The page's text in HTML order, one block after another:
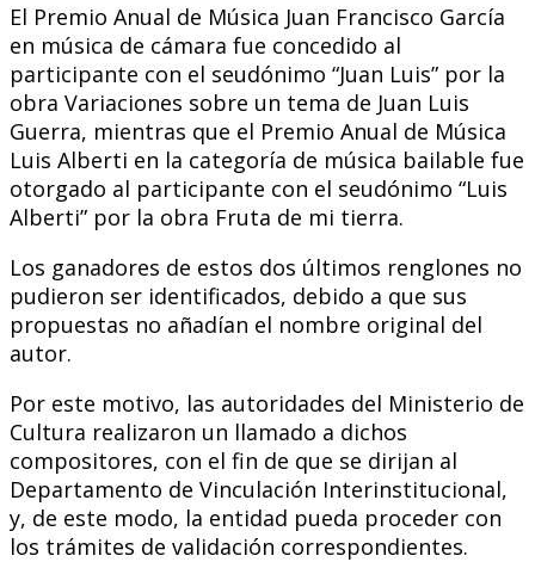
El Premio Anual de Música Juan Francisco García
en música de cámara fue concedido al
participante con el seudónimo “Juan Luis” por la
obra Variaciones sobre un tema de Juan Luis
Guerra, mientras que el Premio Anual de Música
Luis Alberti en la categoría de música bailable fue
otorgado al participante con el seudónimo “Luis
Alberti” por la obra Fruta de mi tierra.
Los ganadores de estos dos últimos renglones no
pudieron ser identificados, debido a que sus
propuestas no añadían el nombre original del
autor.
Por este motivo, las autoridades del Ministerio de
Cultura realizaron un llamado a dichos
compositores, con el fin de que se dirijan al
Departamento de Vinculación Interinstitucional,
y, de este modo, la entidad pueda proceder con
los trámites de validación correspondientes.